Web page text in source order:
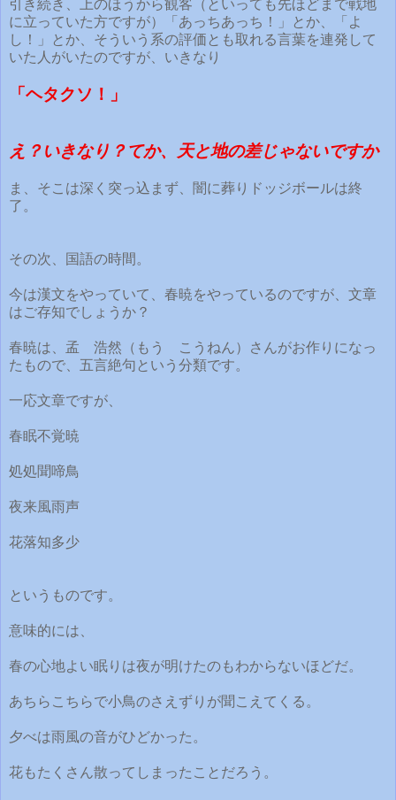
引き続き、上のほうから観客（といっても先ほどまで戦地
に立っていた方ですが）「あっちあっち！」とか、「よ
し！」とか、そういう系の評価とも取れる言葉を連発して
いた人がいたのですが、いきなり
「ヘタクソ！」
え？いきなり？てか、天と地の差じゃないですか
ま、そこは深く突っ込まず、闇に葬りドッジボールは終
了。
その次、国語の時間。
今は漢文をやっていて、春暁をやっているのですが、文章
はご存知でしょうか？
春暁は、孟 浩然（もう こうねん）さんがお作りになっ
たもので、五言絶句という分類です。
一応文章ですが、
春眠不覚暁
処処聞啼鳥
夜来風雨声
花落知多少
というものです。
意味的には、
春の心地よい眠りは夜が明けたのもわからないほどだ。
あちらこちらで小鳥のさえずりが聞こえてくる。
夕べは雨風の音がひどかった。
花もたくさん散ってしまったことだろう。